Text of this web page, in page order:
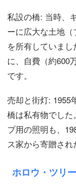
私設の橋: 当時、
ーに広大な土地（
を所有していま
に、自費（約600
です。
売却と街灯: 1955
橋は私有物でし
プ用の照明も、
ス家から寄贈され
ホロウ・ツリ